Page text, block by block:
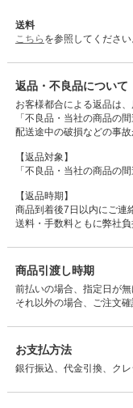
送料
こちら を参照してください
返品・不良品について
お客様都合による返品は、
「不良品・当社の商品の
配送途中の破損などの事
【返品対象】
「不良品・当社の商品の
【返品時期】
商品到着後7日以内にご連
送料・手数料ともに弊社
商品引渡し時期
前払いの場合、指定日が
それ以外の場合、ご注文
お支払方法
銀行振込、代金引換、ク